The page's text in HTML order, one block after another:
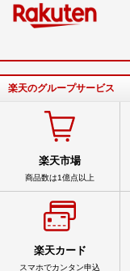
楽天のグループサービス
楽天市場
商品数は1億点以上
楽天カード
スマホでカンタン申込